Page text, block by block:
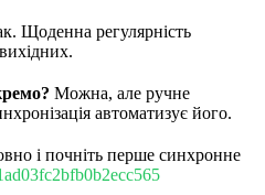
Щоденна регулярність
Можна, але ручне
автоматизує його.
і почніть перше синхронне